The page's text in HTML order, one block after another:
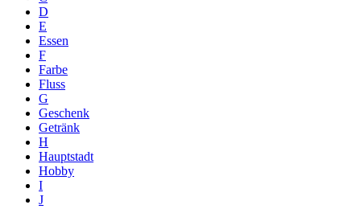
D
E
Essen
F
Farbe
Fluss
G
Geschenk
Getränk
H
Hauptstadt
Hobby
I
J